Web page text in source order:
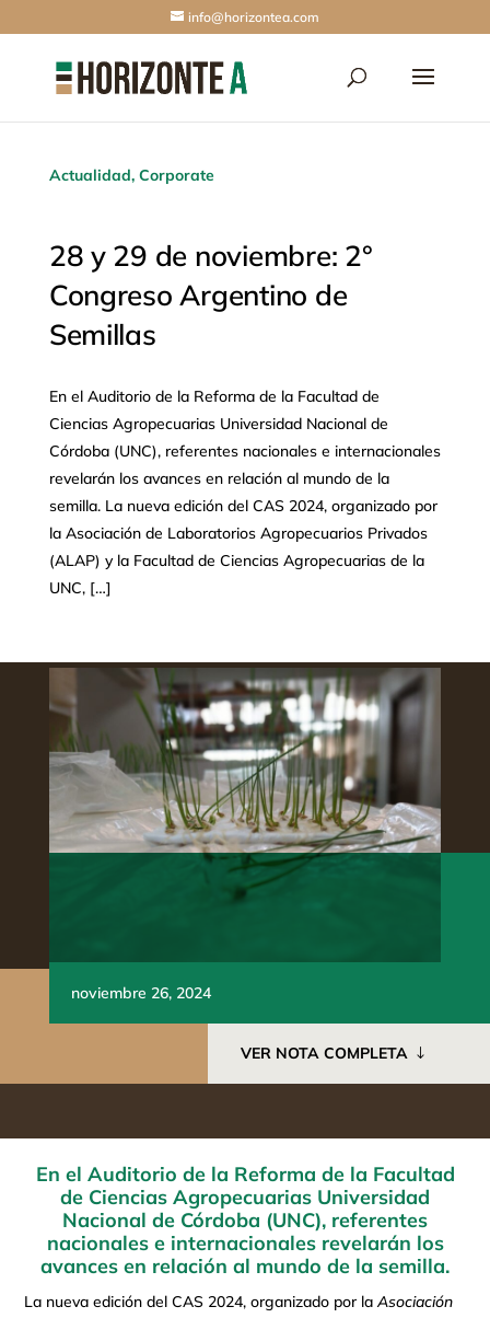
info@horizontea.com
Actualidad, Corporate
28 y 29 de noviembre: 2°
Congreso Argentino de
Semillas
En el Auditorio de la Reforma de la Facultad de
Ciencias Agropecuarias Universidad Nacional de
Córdoba (UNC), referentes nacionales e internacionales
revelarán los avances en relación al mundo de la
semilla. La nueva edición del CAS 2024, organizado por
la Asociación de Laboratorios Agropecuarios Privados
(ALAP) y la Facultad de Ciencias Agropecuarias de la
UNC, […]
noviembre 26, 2024
VER NOTA COMPLETA
En el Auditorio de la Reforma de la Facultad
de Ciencias Agropecuarias Universidad
Nacional de Córdoba (UNC), referentes
nacionales e internacionales revelarán los
avances en relación al mundo de la semilla.
La nueva edición del CAS 2024, organizado por laAsociación